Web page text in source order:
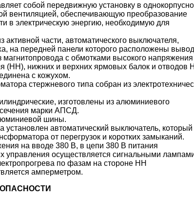
собой передвижную установку в
вентиляцией, обеспечивающую преобразование
в электрическую энергию, необходимую для
активной части, автоматического выключателя,
на передней панели которого расположены
магнитопровода с обмотками высокого напряжения
(НН), нижних и верхних ярмовых балок и отводов
с кожухом.
стержневого типа собран из
изготовлены из алюминиевого
марки АПСД.
шины.
установлен автоматический выключатель, который
от перегрузок и коротких замыканий.
на вводе 380 В, в цепи 380 В питания
управления осуществляется сигнальными
по фазам на стороне НН
амперметром.